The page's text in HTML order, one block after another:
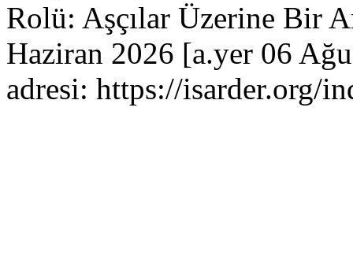
Rolü: Aşçılar Üzerine Bir
Haziran 2026 [a.yer 06
adresi: https://isarder.org/